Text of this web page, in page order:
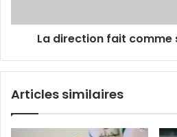
!
La direction fait comme
Articles similaires